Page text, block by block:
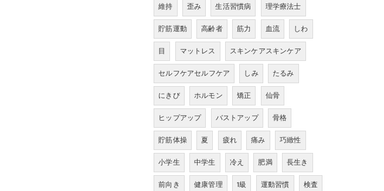
維持
歪み 生活習慣病
理学療法士
貯筋運動
高齢者 筋力 血流
しわ
目
マットレス
スキンケアスキンケア
セルフケアセルフケア
しみ
たるみ
にきび
ホルモン 矯正
仙骨
ヒップアップ
バストアップ
骨格
貯筋体操
夏 疲れ 痛み
巧緻性
小学生
中学生 冷え 肥満
長生き
前向き
健康管理 1級 運動習慣 検査